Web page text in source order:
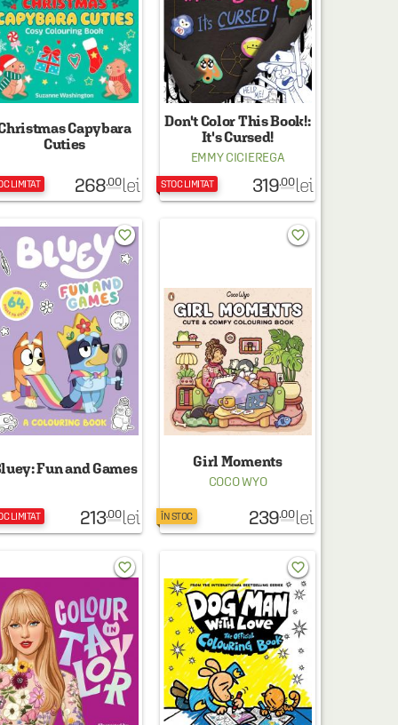
Capybara
Cuties
LIMITAT 268.00 lei
Don't Color This Book!:
It's Cursed!
EMMY CICIEREGA
STOC LIMITAT 319.00 lei
Fun and Games
LIMITAT 213.00 lei
favorite_border
Girl Moments
COCO WYO
ÎN STOC 239.00 lei
favorite_border
favorite_border favorite_border